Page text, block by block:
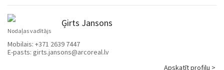
Ģirts Jansons
Nodaļas vadītājs
Mobilais: +371 2639 7447
E-pasts: girts.jansons@arcoreal.lv
Apskatīt profilu >